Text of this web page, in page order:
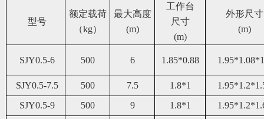
型号
额定载荷
（kg）
最大高度
(m)
工作台
尺寸
(m)
外形尺寸
(m)
SJY0.5-6 500 6 1.85*0.88
SJY0.5-7.5 500 7.5 1.8*1
SJY0.5-9
500 9 1.8*1